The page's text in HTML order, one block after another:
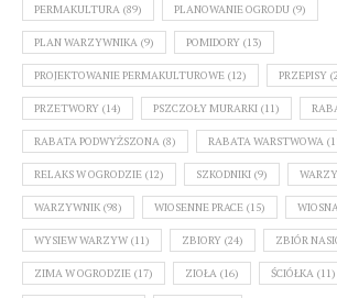
PERMAKULTURA (89) PLANOWANIE OGRODU (9)
PLAN WARZYWNIKA (9) POMIDORY (13)
PROJEKTOWANIE PERMAKULTUROWE (12) PRZEPISY
PRZETWORY (14) PSZCZOŁY MURARKI (11)
RABATA PODWYŻSZONA (8) RABATA WARSTWOWA
RELAKS W OGRODZIE (12) SZKODNIKI (9)
WARZYWNIK (98) WIOSENNE PRACE (15)
WYSIEW WARZYW (11) ZBIORY (24) ZBIÓR
ZIMA W OGRODZIE (17) ZIOŁA (16) ŚCIÓŁKA (11)